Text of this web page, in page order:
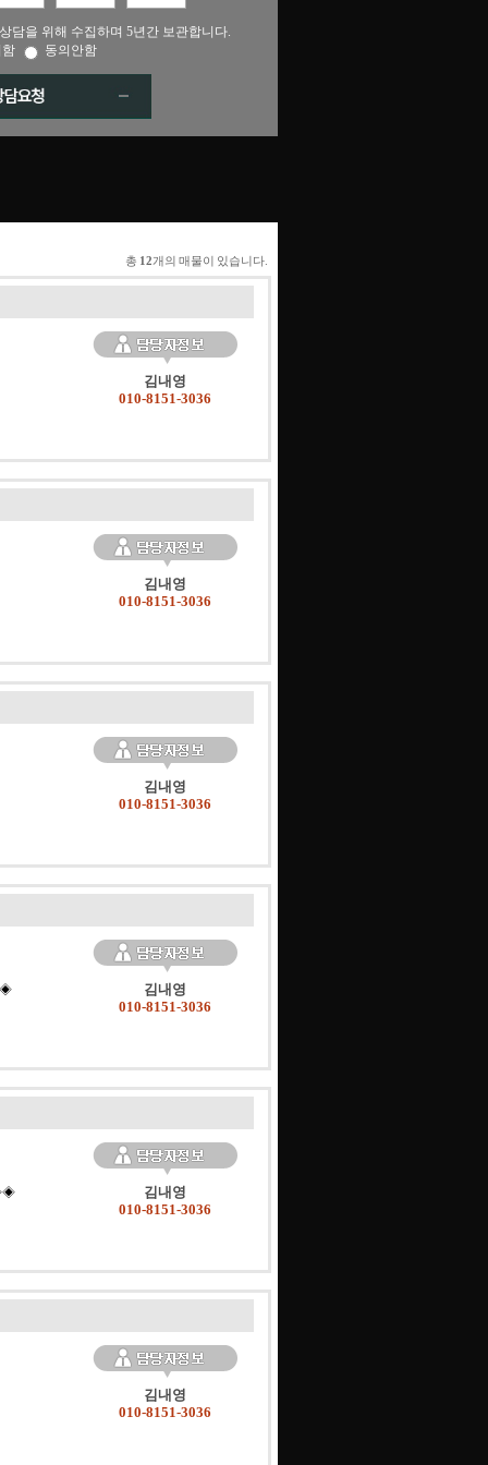
담을 위해 수집하며 5년간 보관합니다.
동의안함
총 12개의 매물이 있습니다.
김내영
010-8151-3036
김내영
010-8151-3036
김내영
010-8151-3036
김내영
010-8151-3036
김내영
010-8151-3036
김내영
010-8151-3036